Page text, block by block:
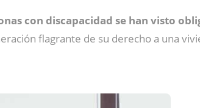
con discapacidad se han visto
flagrante de su derecho a una